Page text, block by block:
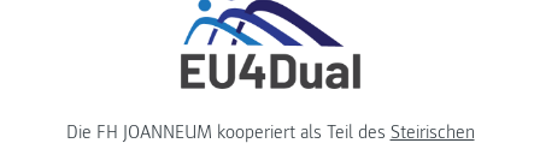
Die FH JOANNEUM kooperiert als Teil des Steirischen